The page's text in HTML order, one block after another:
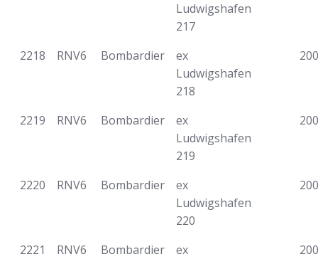
Ludwigshafen
217
2218 RNV6 Bombardier
ex
Ludwigshafen
218
2219 RNV6 Bombardier
ex
Ludwigshafen
219
2220 RNV6 Bombardier
ex
Ludwigshafen
220
2221 RNV6 Bombardier
ex